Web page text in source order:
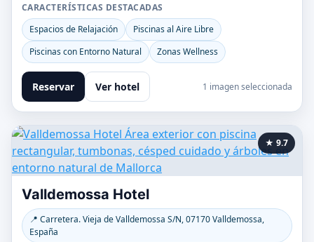
CARACTERÍSTICAS DESTACADAS
Espacios de Relajación
Piscinas al Aire Libre
Piscinas con Entorno Natural
Zonas Wellness
Reservar Ver hotel 1 imagen seleccionada
★ 9.7
Valldemossa Hotel
📍 Carretera. Vieja de Valldemossa S/N, 07170 Valldemossa,
España